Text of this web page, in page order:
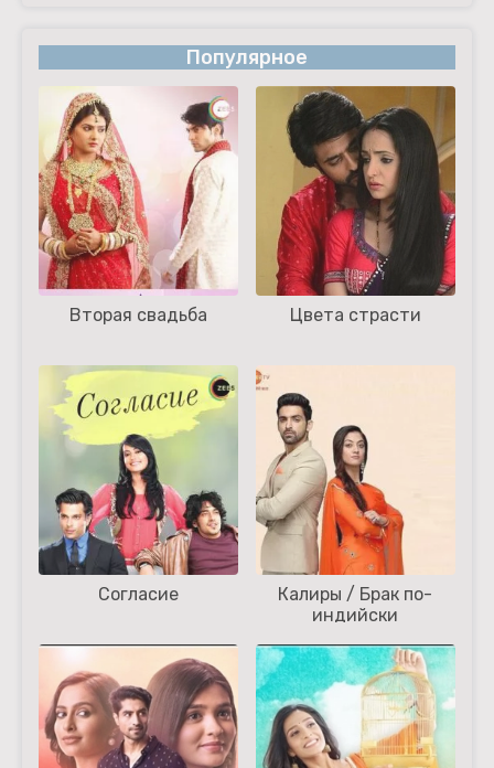
Популярное
Вторая свадьба Цвета страсти
Согласие
Калиры / Брак по-
индийски